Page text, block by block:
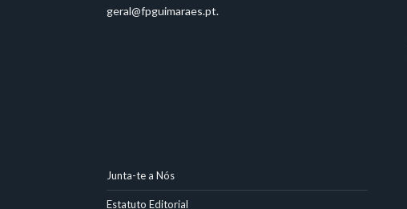
geral@fpguimaraes.pt.
Junta-te a Nós
Estatuto Editorial